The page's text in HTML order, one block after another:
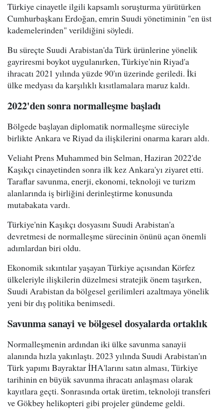
Türkiye cinayetle ilgili kapsamlı soruşturma yürütürken
Cumhurbaşkanı Erdoğan, emrin Suudi yönetiminin "en üst
kademelerinden" verildiğini söyledi.
Bu süreçte Suudi Arabistan'da Türk ürünlerine yönelik
gayriresmi boykot uygulanırken, Türkiye'nin Riyad'a
ihracatı 2021 yılında yüzde 90'ın üzerinde geriledi. İki
ülke medyası da karşılıklı kısıtlamalara maruz kaldı.
2022'den sonra normalleşme başladı
Bölgede başlayan diplomatik normalleşme süreciyle
birlikte Ankara ve Riyad da ilişkilerini onarma kararı aldı.
Veliaht Prens Muhammed bin Selman, Haziran 2022'de
Kaşıkçı cinayetinden sonra ilk kez Ankara'yı ziyaret etti.
Taraflar savunma, enerji, ekonomi, teknoloji ve turizm
alanlarında iş birliğini derinleştirme konusunda
mutabakata vardı.
Türkiye'nin Kaşıkçı dosyasını Suudi Arabistan'a
devretmesi de normalleşme sürecinin önünü açan önemli
adımlardan biri oldu.
Ekonomik sıkıntılar yaşayan Türkiye açısından Körfez
ülkeleriyle ilişkilerin düzelmesi stratejik önem taşırken,
Suudi Arabistan da bölgesel gerilimleri azaltmaya yönelik
yeni bir dış politika benimsedi.
Savunma sanayi ve bölgesel dosyalarda ortaklık
Normalleşmenin ardından iki ülke savunma sanayii
alanında hızla yakınlaştı. 2023 yılında Suudi Arabistan'ın
Türk yapımı Bayraktar İHA'larını satın alması, Türkiye
tarihinin en büyük savunma ihracatı anlaşması olarak
kayıtlara geçti. Sonrasında ortak üretim, teknoloji transferi
ve Gökbey helikopteri gibi projeler gündeme geldi.